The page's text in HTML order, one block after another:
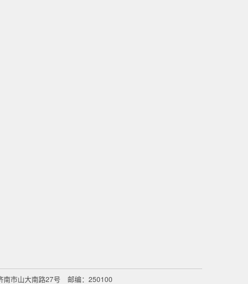
市山大南路27号 邮编：250100